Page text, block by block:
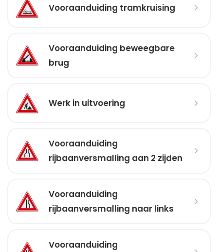
Vooraanduiding tramkruising
Vooraanduiding beweegbare
brug
Werk in uitvoering
Vooraanduiding
rijbaanversmalling aan 2 zijden
Vooraanduiding
rijbaanversmalling naar links
Vooraanduiding